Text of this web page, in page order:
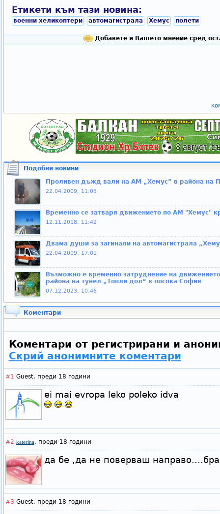
Етикети към тази новина:
военни хеликоптери автомагистрала Хемус полети
Добавете и Вашето мнение сред
Подобни новини
Проливен дъжд вали на АМ „Хемус” в района на
22.04.2009, 11:03
Временно се затваря движението по АМ "Хемус"
12.11.2018, 11:42
Двама души за загинали на автомагистрала
22.04.2009, 17:01
Възможно е временно затруднение на
района на тунел „Топли дол“ в посока София
07.12.2023, 10:46
Коментари
Коментари от регистрирани и
Скрий анонимните коментари
#1 Guest, преди 18 години
ei mai evropa leko poleko idva
#2 katerina, преди 18 години
да бе ,да не поверваш
#3 Guest, преди 18 години